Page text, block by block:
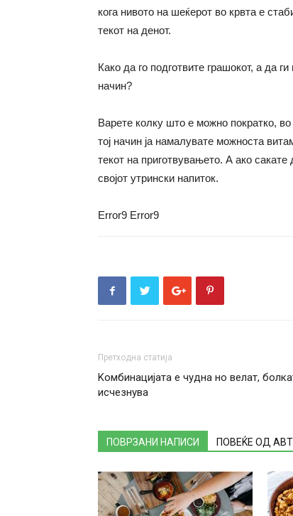
кога нивото на шеќерот во крвта е
текот на денот.
Како да го подготвите грашокот, а да
начин?
Варете колку што е можно пократко,
тој начин ја намалувате можноста
текот на приготвувањето. А ако
својот утрински напиток.
Error9 Error9
Претходна статија
Kомбинацијата е чудна но велат,
исчезнува
ПОВРЗАНИ НАПИСИ ПОВЕЌЕ ОД